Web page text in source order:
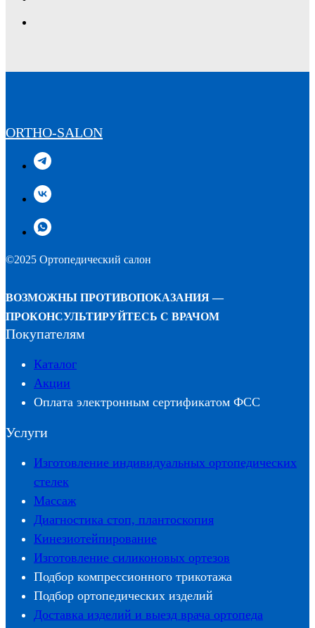
ORTHO-SALON
©2025 Ортопедический салон
ВОЗМОЖНЫ ПРОТИВОПОКАЗАНИЯ —
ПРОКОНСУЛЬТИРУЙТЕСЬ С ВРАЧОМ
Покупателям
Каталог
Акции
Оплата электронным сертификатом ФСС
Услуги
Изготовление индивидуальных ортопедических
стелек
Массаж
Диагностика стоп, плантоскопия
Кинезиотейпирование
Изготовление силиконовых ортезов
Подбор компрессионного трикотажа
Подбор ортопедических изделий
Доставка изделий и выезд врача ортопеда